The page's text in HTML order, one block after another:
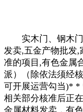
实木门、钢木门
发卖,五金产物批发
准的项目,有色金属
派）（除依法须经
可开展运营勾当)* *
相关部分核准后正
金属材料发卖，有